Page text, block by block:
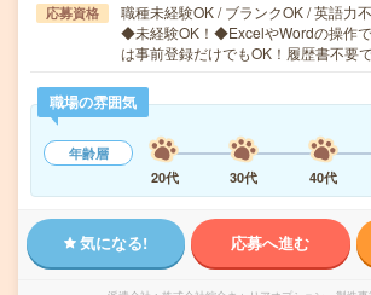
応募資格
職種未経験OK / ブランクOK / 英語力
◆未経験OK！◆ExcelやWordの操作
は事前登録だけでもOK！履歴書不要
職場の雰囲気
年齢層
20代
30代 40代
気になる! 応募へ進む